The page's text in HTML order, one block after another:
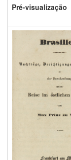
Pré-visualização